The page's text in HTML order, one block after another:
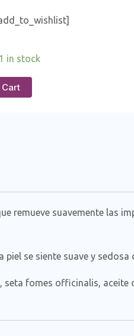
1 in stock
suavemente las
se siente suave y
fomes officinalis, aceite